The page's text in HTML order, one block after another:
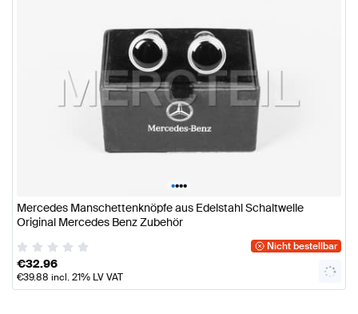
••••
Mercedes Manschettenknöpfe aus Edelstahl Schaltwelle
Original Mercedes Benz Zubehör
Nicht bestellbar
€32.96
€39.88 incl. 21% LV VAT